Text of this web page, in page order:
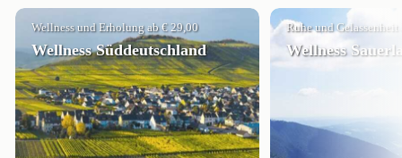
Wellness und Erholung ab € 29,00
Wellness Süddeutschland
Ruhe und
Wellness